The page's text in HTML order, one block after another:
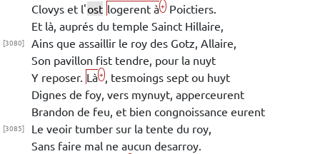
Clovys et l'ost logerent à+ Poictiers.
Et là, auprés du temple Sainct Hillaire,
[3080] Ains que assaillir le roy des Gotz, Allaire,
Son pavillon fist tendre, pour la nuyt
Y reposer. Là+ , tesmoings sept ou huyt
Dignes de foy, vers mynuyt, apperceurent
Brandon de feu, et bien congnoissance eurent
[3085]
Le veoir tumber sur la tente du roy,
Sans faire mal ne aucun desarroy.